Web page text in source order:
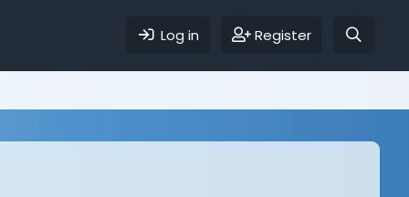
Log in Register